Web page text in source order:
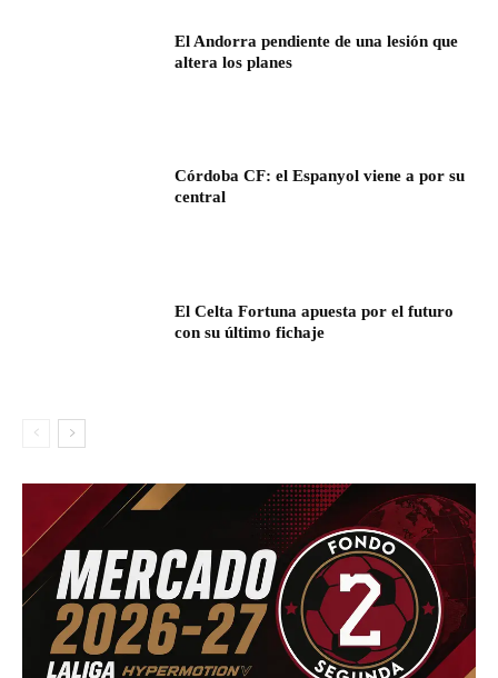
El Andorra pendiente de una lesión que
altera los planes
Córdoba CF: el Espanyol viene a por su
central
El Celta Fortuna apuesta por el futuro
con su último fichaje